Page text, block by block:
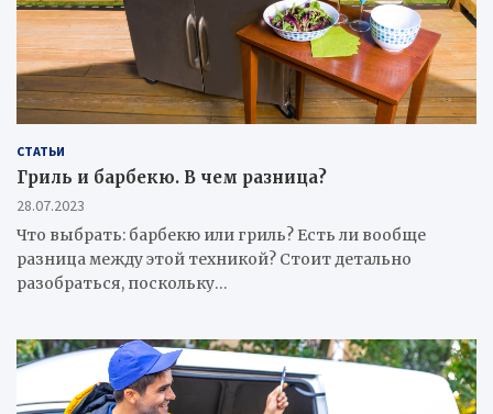
СТАТЬИ
Гриль и барбекю. В чем разница?
28.07.2023
Что выбрать: барбекю или гриль? Есть ли вообще
разница между этой техникой? Стоит детально
разобраться, поскольку…